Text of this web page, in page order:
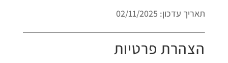
תאריך עדכון: 02/11/2025
הצהרת פרטיות